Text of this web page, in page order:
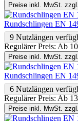
Preise inkl. MwSt.
Rundschlingen EN
9 Nutzlängen
Regulärer Preis: Ab
Preise inkl. MwSt.
Rundschlingen EN
6 Nutzlängen
Regulärer Preis: Ab
Preise inkl. MwSt.